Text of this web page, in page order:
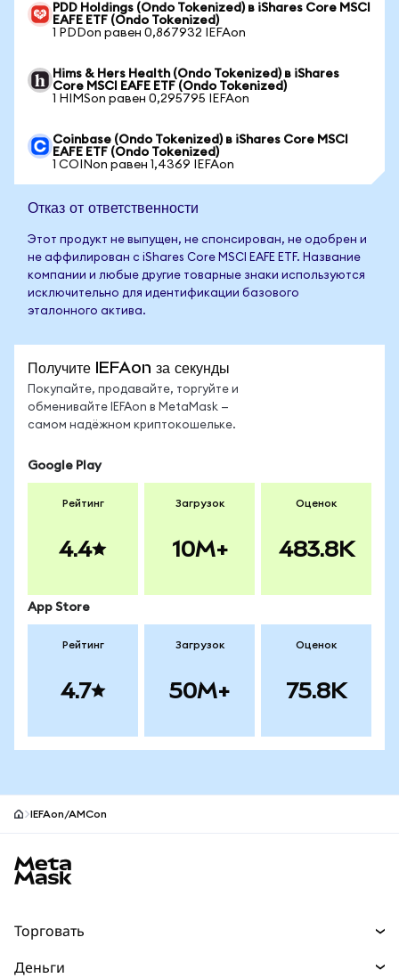
PDD Holdings (Ondo Tokenized) в iShares Core MSCI
EAFE ETF (Ondo Tokenized)
1 PDDon равен 0,867932 IEFAon
Hims & Hers Health (Ondo Tokenized) в iShares
Core MSCI EAFE ETF (Ondo Tokenized)
1 HIMSon равен 0,295795 IEFAon
Coinbase (Ondo Tokenized) в iShares Core MSCI
EAFE ETF (Ondo Tokenized)
1 COINon равен 1,4369 IEFAon
Отказ от ответственности
Этот продукт не выпущен, не спонсирован, не одобрен и
не аффилирован с iShares Core MSCI EAFE ETF. Название
компании и любые другие товарные знаки используются
исключительно для идентификации базового
эталонного актива.
Получите IEFAon за секунды
Покупайте, продавайте, торгуйте и
обменивайте IEFAon в MetaMask —
самом надёжном криптокошельке.
Google Play
Рейтинг
4.4
Загрузок
10M+
Оценок
483.8K
App Store
Рейтинг
4.7
Загрузок
50M+
Оценок
75.8K
IEFAon/AMCon
Торговать
Деньги